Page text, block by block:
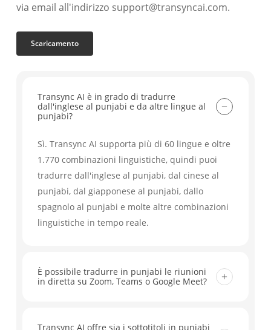
via email all'indirizzo support@transyncai.com.
Scaricamento
Transync AI è in grado di tradurre
dall'inglese al punjabi e da altre lingue al
punjabi?
Sì. Transync AI supporta più di 60 lingue e oltre
1.770 combinazioni linguistiche, quindi puoi
tradurre dall'inglese al punjabi, dal cinese al
punjabi, dal giapponese al punjabi, dallo
spagnolo al punjabi e molte altre combinazioni
linguistiche in tempo reale.
È possibile tradurre in punjabi le riunioni
in diretta su Zoom, Teams o Google Meet?
Teams, Google Meet e altri importanti strumenti
Transync AI offre sia i sottotitoli in punjabi